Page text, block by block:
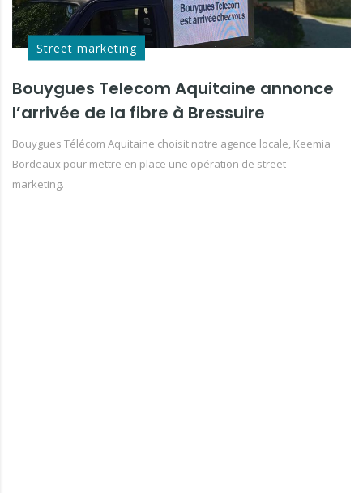
Street marketing
Bouygues Telecom Aquitaine annonce
l’arrivée de la fibre à Bressuire
Bouygues Télécom Aquitaine choisit notre agence locale, Keemia
Bordeaux pour mettre en place une opération de street
marketing.